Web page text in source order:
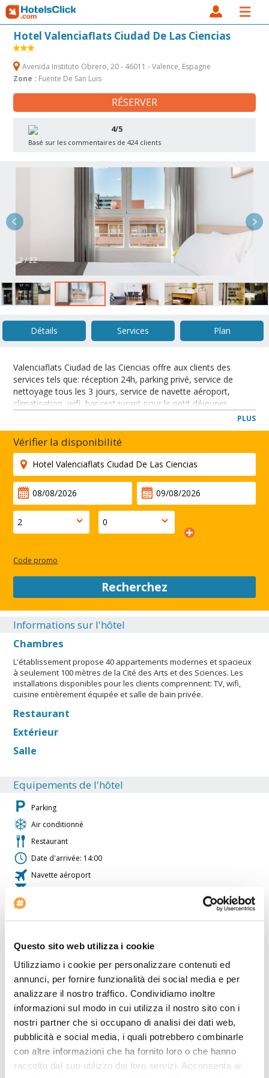
Questo sito web utilizza i cookie
Utilizziamo i cookie per personalizzare contenuti ed
annunci, per fornire funzionalità dei social media e per
analizzare il nostro traffico. Condividiamo inoltre
informazioni sul modo in cui utilizza il nostro sito con i
nostri partner che si occupano di analisi dei dati web,
pubblicità e social media, i quali potrebbero combinarle
con altre informazioni che ha fornito loro o che hanno
raccolto dal suo utilizzo dei loro servizi. Acconsenta ai
Hotel Valenciaflats Ciudad De Las Ciencias
Avenida Instituto Obrero, 20 - 46011 - Valence, Espagne
Zone : Fuente De San Luis
RÉSERVER
4/5
Basé sur les commentaires de 424 clients
2 / 22
Détails Services Plan
Valenciaflats Ciudad de las Ciencias offre aux clients des
services tels que: réception 24h, parking privé, service de
nettoyage tous les 3 jours, service de navette aéroport,
climatisation, wifi, bar-restaurant pour le petit déjeuner,
Situé dans une position privilégiée à seulement 100 mètres de
la Cité des Arts et des Sciences, un complexe architectural
célèbre composé de cinq structures différentes divisé en trois
domaines: art, science et nature.
PLUS
Vérifier la disponibilité
Code promo
Recherchez
Informations sur l'hôtel
Chambres
L'établissement propose 40 appartements modernes et spacieux
à seulement 100 mètres de la Cité des Arts et des Sciences. Les
installations disponibles pour les clients comprennent: TV, wifi,
cuisine entièrement équipée et salle de bain privée.
Restaurant
Extérieur
Salle
Equipements de l'hôtel
Parking
Air conditionné
Restaurant
Date d'arrivée: 14:00
Navette aéroport
de voyage est à la disposition del clients. L'
Ciudad De Las Cienciasoffre équipements pour personnes à
mobilité réduite. La propriété est bien équipée avec une salle de
conférence. L'hôtel dispose d'une piscine chauffée. L'hôtel est
l'endroit idéal pour ceux qui aiment le shopping. L'hôtel offre des
courts de tennis. Les clients peuvent profiter du restaurant de
l'hôtel. Cet établissement propose une connexion Internet rapide.
L'hôtel est idéal pour les sportifs qui jouent au football. L'Hotel
Valenciaflats Ciudad De Las Ciencias propose un service de
blanchisserie. Hotel Valenciaflats Ciudad De Las Ciencias est la
solution idéale pour les amants du wellness. Il y a un service de
mini-bus pour aller au centre ville. L'hôtel est idéal pour les